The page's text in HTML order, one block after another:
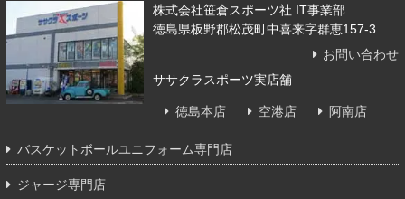
株式会社笹倉スポーツ社 IT事業部
徳島県板野郡松茂町中喜来字群恵157-3
お問い合わせ
ササクラスポーツ実店舗
徳島本店 空港店 阿南店
バスケットボールユニフォーム専門店
ジャージ専門店